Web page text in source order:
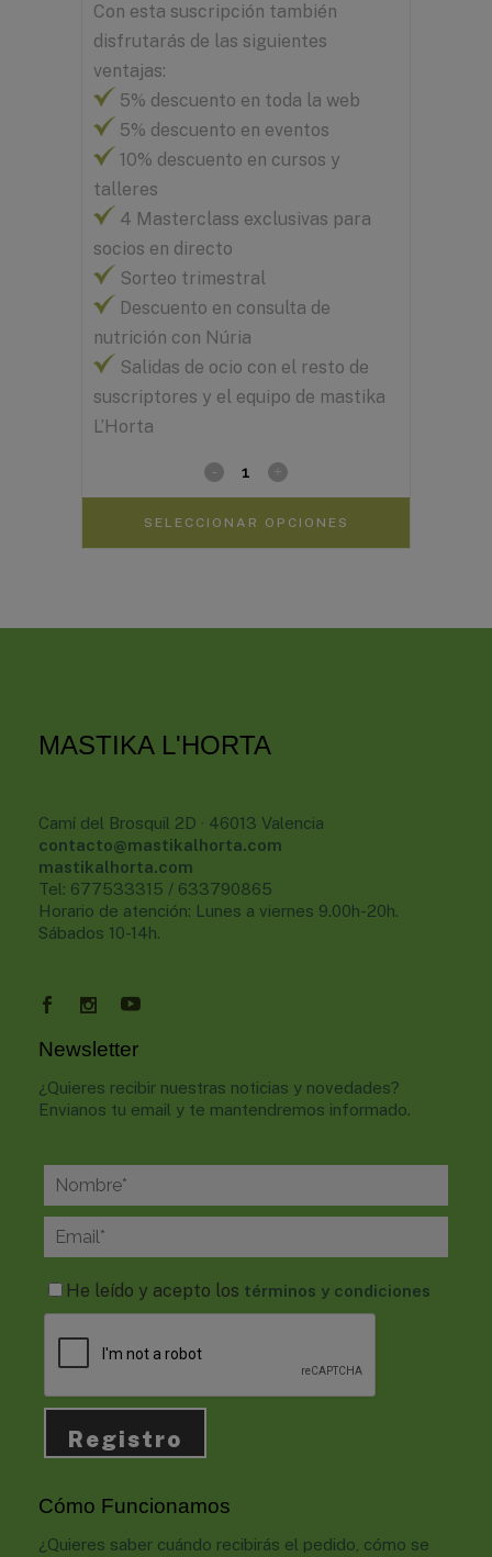
SELECCIONAR OPCIONES
Con esta suscripción también
disfrutarás de las siguientes
ventajas:
5% descuento en toda la web
5% descuento en eventos
10% descuento en cursos y
talleres
4 Masterclass exclusivas para
socios en directo
Sorteo trimestral
Descuento en consulta de
nutrición con Núria
Salidas de ocio con el resto de
suscriptores y el equipo de mastika
L’Horta
MASTIKA L'HORTA
Camí del Brosquil 2D · 46013 Valencia
contacto@mastikalhorta.com
mastikalhorta.com
Tel: 677533315 / 633790865
Horario de atención: Lunes a viernes 9.00h-20h.
Sábados 10-14h.
Newsletter
¿Quieres recibir nuestras noticias y novedades?
Envianos tu email y te mantendremos informado.
He leído y acepto los términos y condiciones
Cómo Funcionamos
¿Quieres saber cuándo recibirás el pedido, cómo se